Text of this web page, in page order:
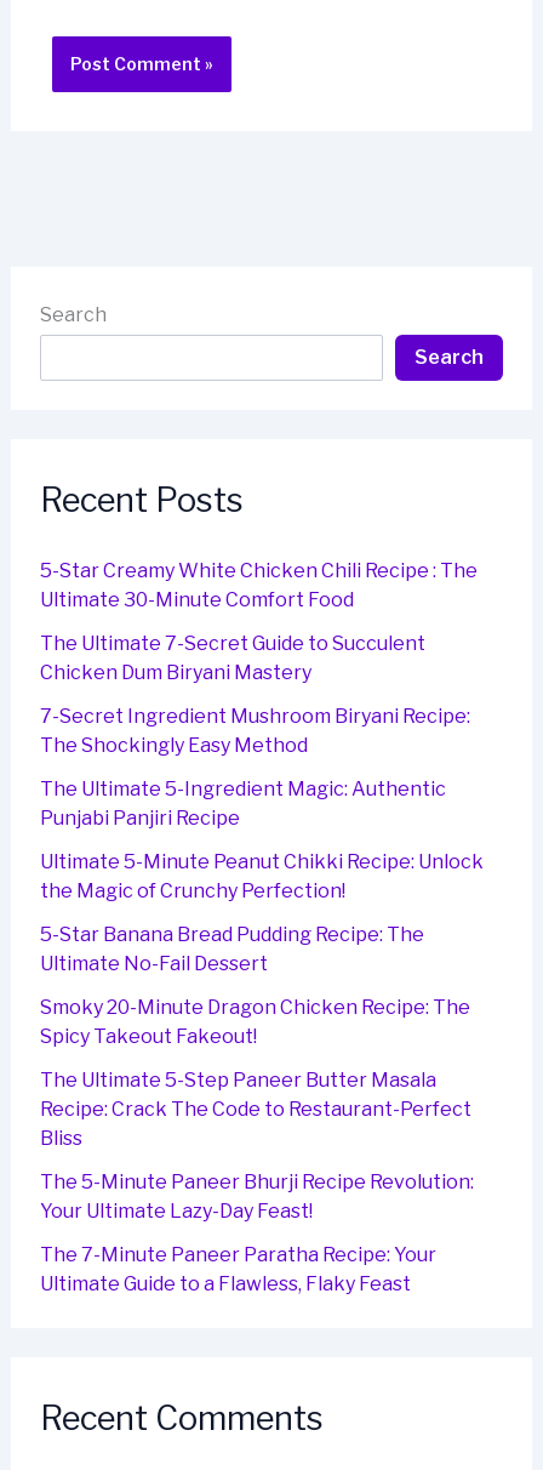
Search
Search
Recent Posts
5-Star Creamy White Chicken Chili Recipe : The
Ultimate 30-Minute Comfort Food
The Ultimate 7-Secret Guide to Succulent
Chicken Dum Biryani Mastery
7-Secret Ingredient Mushroom Biryani Recipe:
The Shockingly Easy Method
The Ultimate 5-Ingredient Magic: Authentic
Punjabi Panjiri Recipe
Ultimate 5-Minute Peanut Chikki Recipe: Unlock
the Magic of Crunchy Perfection!
5-Star Banana Bread Pudding Recipe: The
Ultimate No-Fail Dessert
Smoky 20-Minute Dragon Chicken Recipe: The
Spicy Takeout Fakeout!
The Ultimate 5-Step Paneer Butter Masala
Recipe: Crack The Code to Restaurant-Perfect
Bliss
The 5-Minute Paneer Bhurji Recipe Revolution:
Your Ultimate Lazy-Day Feast!
The 7-Minute Paneer Paratha Recipe: Your
Ultimate Guide to a Flawless, Flaky Feast
Recent Comments